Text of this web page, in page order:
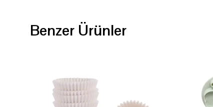
Benzer Ürünler